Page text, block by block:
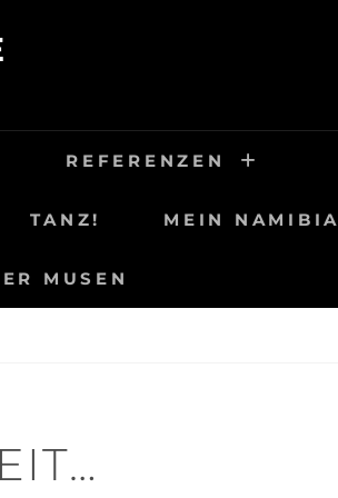
REFERENZEN
TANZ! MEIN NAMIBIA
MUSEN